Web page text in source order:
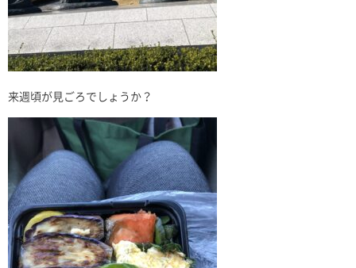
来週頃が見ごろでしょうか？